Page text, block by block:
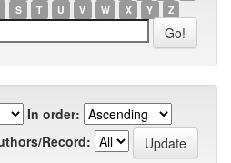
S T U V W X Y Z
In order:
Record: